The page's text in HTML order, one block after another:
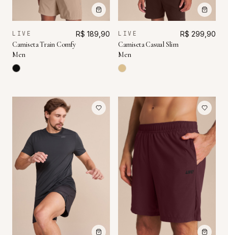
LIVE
Camiseta Train Comfy
Men
R$ 189,90 LIVE
Camiseta Casual Slim
Men
R$ 299,90